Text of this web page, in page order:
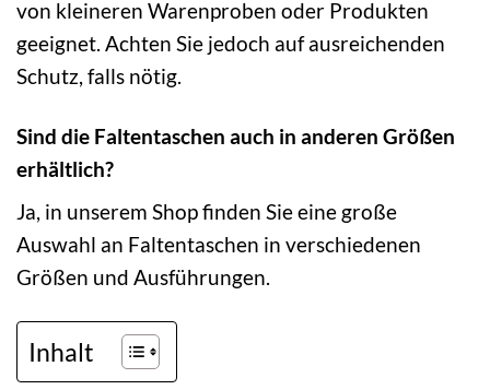
von kleineren Warenproben oder Produkten
geeignet. Achten Sie jedoch auf ausreichenden
Schutz, falls nötig.
Sind die Faltentaschen auch in anderen Größen
erhältlich?
Ja, in unserem Shop finden Sie eine große
Auswahl an Faltentaschen in verschiedenen
Größen und Ausführungen.
Inhalt